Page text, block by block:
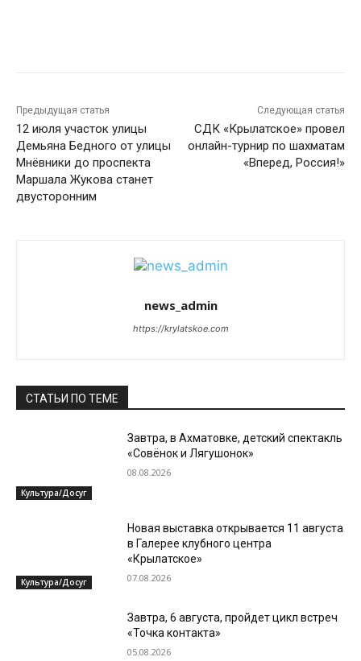
Предыдущая статья
12 июля участок улицы
Демьяна Бедного от улицы
Мнёвники до проспекта
Маршала Жукова станет
двусторонним
Следующая статья
СДК «Крылатское» провел
онлайн-турнир по шахматам
«Вперед, Россия!»
news_admin
https://krylatskoe.com
СТАТЬИ ПО ТЕМЕ
Культура/Досуг
Завтра, в Ахматовке, детский спектакль
«Совёнок и Лягушонок»
08.08.2026
Культура/Досуг
Новая выставка открывается 11 августа
в Галерее клубного центра
«Крылатское»
07.08.2026
Завтра, 6 августа, пройдет цикл встреч
«Точка контакта»
05.08.2026